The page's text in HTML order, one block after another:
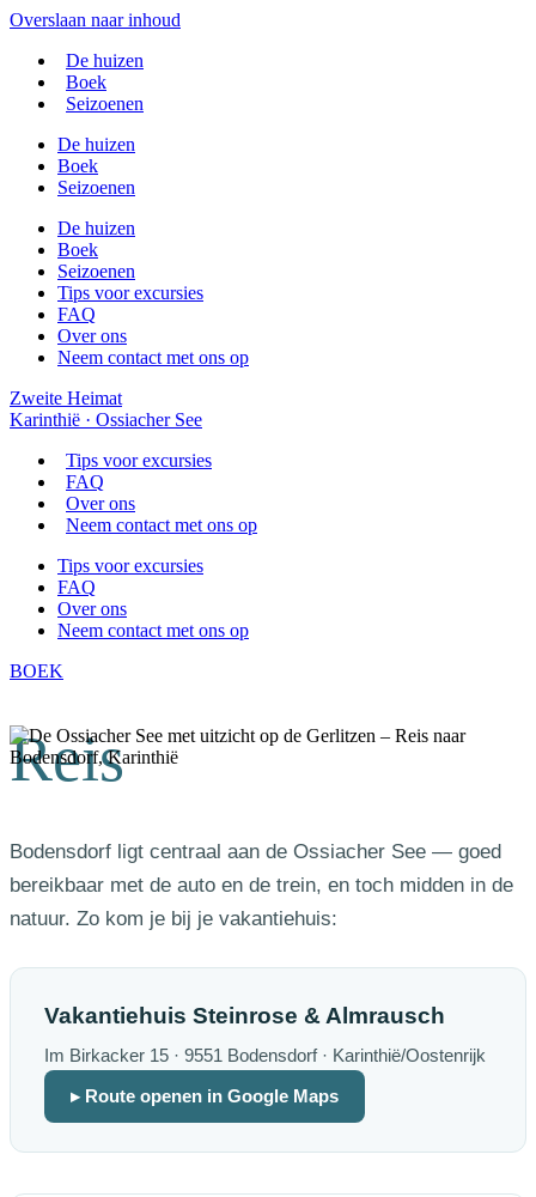
Overslaan naar inhoud
De huizen
Boek
Seizoenen
De huizen
Boek
Seizoenen
De huizen
Boek
Seizoenen
Tips voor excursies
FAQ
Over ons
Neem contact met ons op
Zweite Heimat
Karinthië · Ossiacher See
Tips voor excursies
FAQ
Over ons
Neem contact met ons op
Tips voor excursies
FAQ
Over ons
Neem contact met ons op
BOEK
Reis
Bodensdorf ligt centraal aan de Ossiacher See — goed
bereikbaar met de auto en de trein, en toch midden in de
natuur. Zo kom je bij je vakantiehuis:
Vakantiehuis Steinrose & Almrausch
Im Birkacker 15 · 9551 Bodensdorf · Karinthië/Oostenrijk
▸ Route openen in Google Maps